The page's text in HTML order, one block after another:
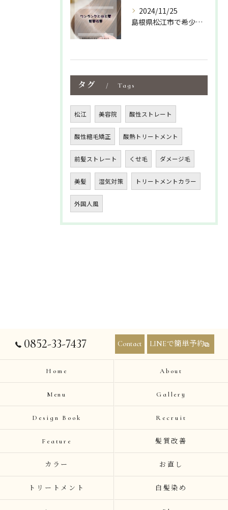
2024/11/25
島根県松江市で希少な髪質改善専門サロンの
タグ Tags
松江 美容院 酸性ストレート
酸性縮毛矯正 酸熱トリートメント
前髪ストレート くせ毛 ダメージ毛
美髪 湿気対策 トリートメントカラー
外国人風
0852-33-7437 Contact LINEで簡単予約
Home About
Menu Gallery
Design Book Recruit
Feature 髪質改善
カラー お直し
トリートメント 白髪染め